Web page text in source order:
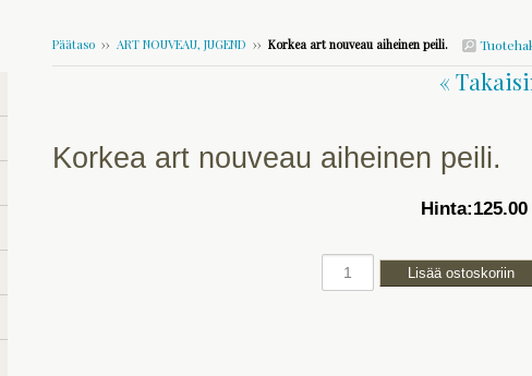
Päätaso›› ART NOUVEAU, JUGEND ›› Korkea art nouveau aiheinen peili.
«
Korkea art nouveau aiheinen peili.
Hinta:125.00